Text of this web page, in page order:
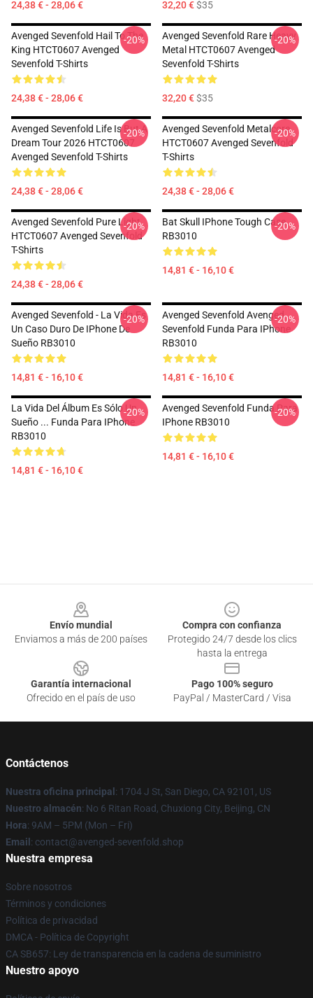
24,38 € - 28,06 € 32,20 €$35
Avenged Sevenfold Hail To The
King HTCT0607 Avenged
Sevenfold T-Shirts
24,38 € - 28,06 €
-20%
Avenged Sevenfold Rare Heavy
Metal HTCT0607 Avenged
Sevenfold T-Shirts
32,20 €$35
-20%
Avenged Sevenfold Life Is But A
Dream Tour 2026 HTCT0607
Avenged Sevenfold T-Shirts
24,38 € - 28,06 €
-20%
Avenged Sevenfold Metalcore
HTCT0607 Avenged Sevenfold
T-Shirts
24,38 € - 28,06 €
-20%
Avenged Sevenfold Pure Light
HTCT0607 Avenged Sevenfold
T-Shirts
24,38 € - 28,06 €
-20%
Bat Skull IPhone Tough Case
RB3010
14,81 € - 16,10 €
-20%
Avenged Sevenfold - La Vida Es
Un Caso Duro De IPhone De
Sueño RB3010
14,81 € - 16,10 €
-20%
Avenged Sevenfold Avenged
Sevenfold Funda Para IPhone
RB3010
14,81 € - 16,10 €
-20%
La Vida Del Álbum Es Sólo Un
Sueño ... Funda Para IPhone
RB3010
14,81 € - 16,10 €
-20%
Avenged Sevenfold Funda Para
IPhone RB3010
14,81 € - 16,10 €
-20%
Envío mundial
Enviamos a más de 200 países
Compra con confianza
Protegido 24/7 desde los clics
hasta la entrega
Garantía internacional
Ofrecido en el país de uso
Pago 100% seguro
PayPal / MasterCard / Visa
Contáctenos
Nuestra oficina principal : 1704 J St, San Diego, CA 92101, US
Nuestro almacén: No 6 Ritan Road, Chuxiong City, Beijing, CN
Hora: 9AM – 5PM (Mon – Fri)
Email : contact@avenged-sevenfold.shop
Nuestra empresa
Sobre nosotros
Términos y condiciones
Política de privacidad
DMCA - Política de Copyright
CA SB657: Ley de transparencia en la cadena de suministro
Nuestro apoyo